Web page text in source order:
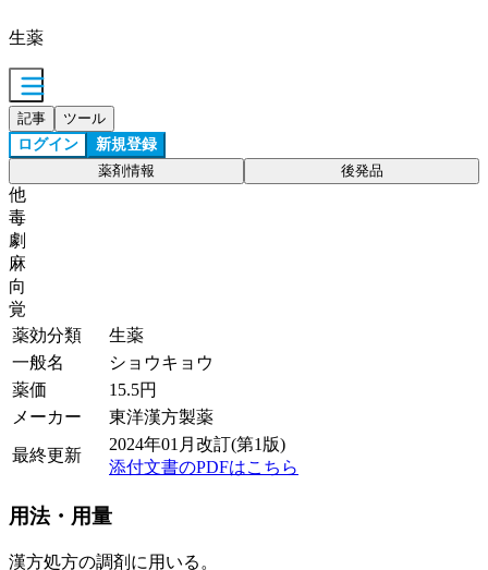
生薬
記事 ツール
ログイン 新規登録
薬剤情報 後発品
他
毒
劇
麻
向
覚
薬効分類
生薬
一般名
ショウキョウ
薬価
15.5円
メーカー
東洋漢方製薬
最終更新
2024年01月改訂(第1版)
添付文書のPDFはこちら
用法・用量
漢方処方の調剤に用いる。